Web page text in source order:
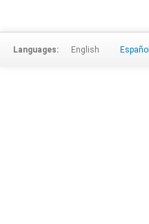
Languages: English Español